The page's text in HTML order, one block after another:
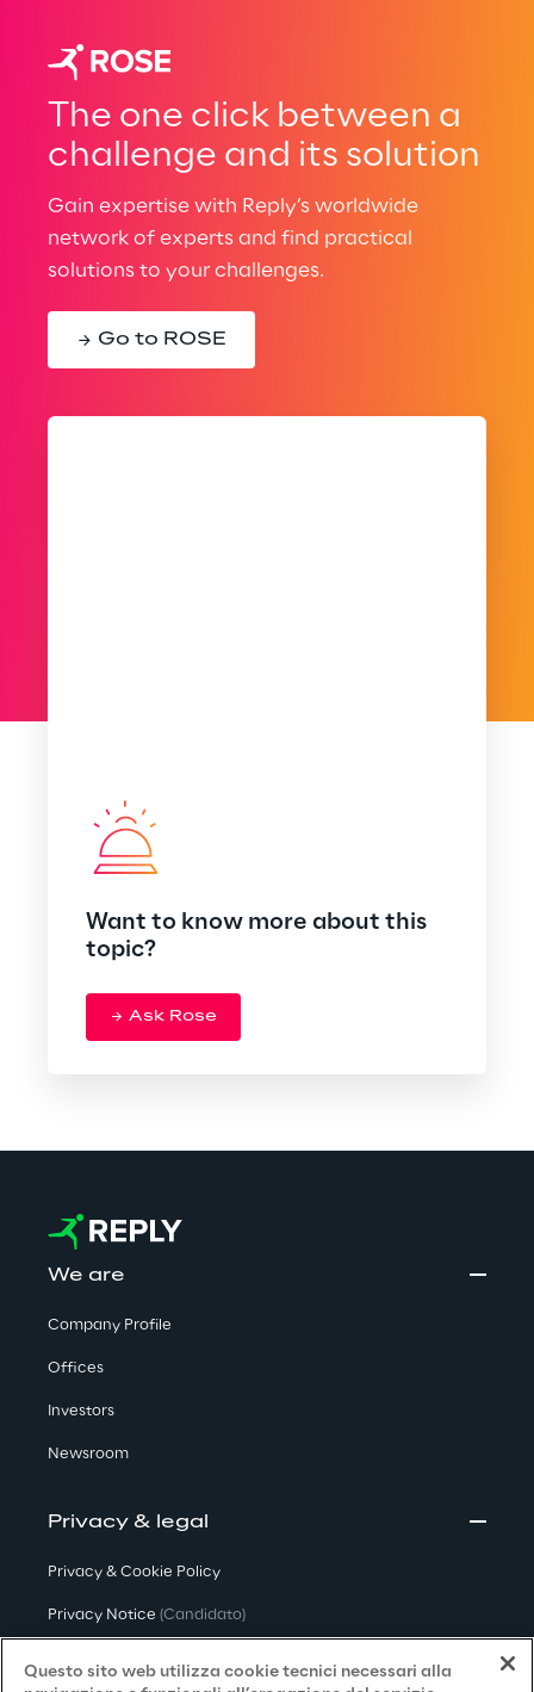
The one click between a
challenge and its solution
Gain expertise with Reply’s worldwide
network of experts and find practical
solutions to your challenges.
Go to ROSE
Want to know more about this
topic?
Ask Rose
We are
Company Profile
Offices
Investors
Newsroom
Privacy & legal
Privacy & Cookie Policy
Privacy Notice (Candidato)
Questo sito web utilizza cookie tecnici necessari alla